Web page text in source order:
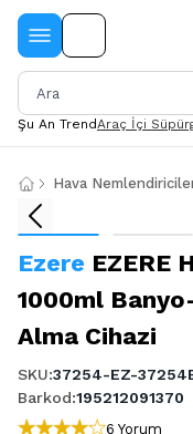
Şu An TrendAraç İçi
Hava
Ezere EZERE
1000ml
Alma Cihazi
SKU:37254-EZ-
Barkod:195212091370
6 Yorum